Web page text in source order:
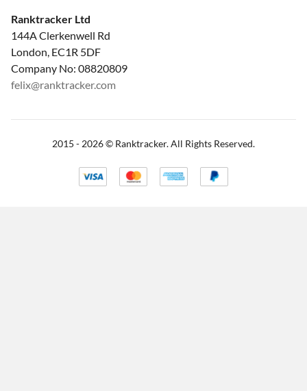
Ranktracker Ltd
144A Clerkenwell Rd
London, EC1R 5DF
Company No: 08820809
felix@ranktracker.com
2015 - 2026© Ranktracker. All Rights Reserved.